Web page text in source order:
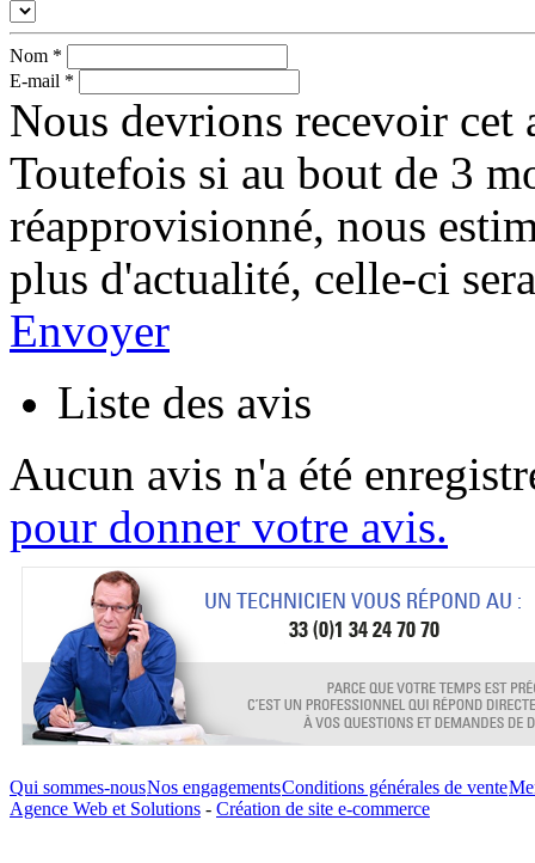
Nom *
E-mail *
Nous devrions recevoir cet
Toutefois si au bout de 3
réapprovisionné, nous
plus d'actualité, celle-ci
Envoyer
Liste des avis
Aucun avis n'a été
pour donner votre avis.
Qui sommes-nousNos engagementsConditions générales de vente
Agence Web et Solutions - Création de site e-commerce